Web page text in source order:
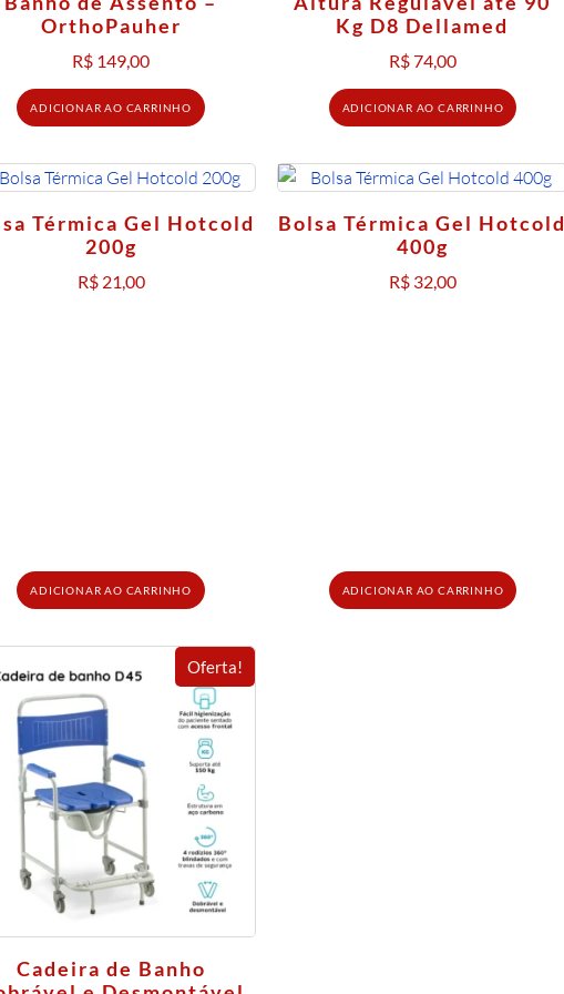
OrthoPauher
R$ 149,00
ADICIONAR AO CARRINHO
Kg D8 Dellamed
R$74,00
ADICIONAR AO CARRINHO
Térmica Gel Hotcold
200g
R$21,00
ADICIONAR AO CARRINHO
Bolsa Térmica Gel Hotcold
400g
R$32,00
ADICIONAR AO CARRINHO
Oferta!
Cadeira de Banho